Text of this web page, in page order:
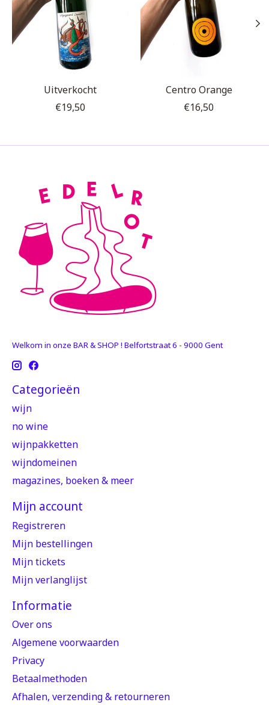
Uitverkocht
€19,50
Centro Orange
€16,50
Welkom in onze BAR & SHOP ! Belfortstraat 6 - 9000 Gent
Categorieën
wijn
no wine
wijnpakketten
wijndomeinen
magazines, boeken & meer
Mijn account
Registreren
Mijn bestellingen
Mijn tickets
Mijn verlanglijst
Informatie
Over ons
Algemene voorwaarden
Privacy
Betaalmethoden
Afhalen, verzending & retourneren